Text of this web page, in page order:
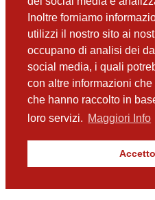
Inoltre forniamo
utilizzi il nostro sito ai
occupano di analisi dei
social media, i quali
con altre informazioni
che hanno raccolto in
loro servizi. Maggiori Info
Accetto